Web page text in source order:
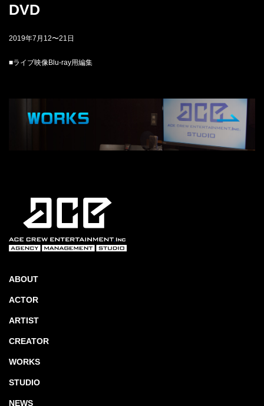
DVD
2019年7月12〜21日
■ライブ映像Blu-ray用編集
ABOUT
ACTOR
ARTIST
CREATOR
WORKS
STUDIO
NEWS